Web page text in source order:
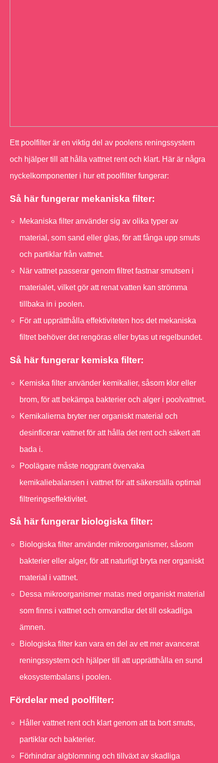
Ett poolfilter är en viktig del av poolens reningssystem
och hjälper till att hålla vattnet rent och klart. Här är några
nyckelkomponenter i hur ett poolfilter fungerar:
Så här fungerar mekaniska filter:
Mekaniska filter använder sig av olika typer av
material, som sand eller glas, för att fånga upp smuts
och partiklar från vattnet.
När vattnet passerar genom filtret fastnar smutsen i
materialet, vilket gör att renat vatten kan strömma
tillbaka in i poolen.
För att upprätthålla effektiviteten hos det mekaniska
filtret behöver det rengöras eller bytas ut regelbundet.
Så här fungerar kemiska filter:
Kemiska filter använder kemikalier, såsom klor eller
brom, för att bekämpa bakterier och alger i poolvattnet.
Kemikalierna bryter ner organiskt material och
desinficerar vattnet för att hålla det rent och säkert att
bada i.
Poolägare måste noggrant övervaka
kemikaliebalansen i vattnet för att säkerställa optimal
filtreringseffektivitet.
Så här fungerar biologiska filter:
Biologiska filter använder mikroorganismer, såsom
bakterier eller alger, för att naturligt bryta ner organiskt
material i vattnet.
Dessa mikroorganismer matas med organiskt material
som finns i vattnet och omvandlar det till oskadliga
ämnen.
Biologiska filter kan vara en del av ett mer avancerat
reningssystem och hjälper till att upprätthålla en sund
ekosystembalans i poolen.
Fördelar med poolfilter:
Håller vattnet rent och klart genom att ta bort smuts,
partiklar och bakterier.
Förhindrar algblomning och tillväxt av skadliga